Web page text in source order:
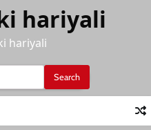
hariyali
hariyali